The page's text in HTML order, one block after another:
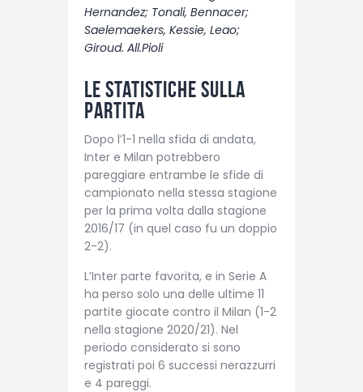
Hernandez; Tonali, Bennacer;
Saelemaekers, Kessie, Leao;
Giroud. All.Pioli
Le statistiche sulla
partita
Dopo l’1-1 nella sfida di andata,
Inter e Milan potrebbero
pareggiare entrambe le sfide di
campionato nella stessa stagione
per la prima volta dalla stagione
2016/17 (in quel caso fu un doppio
2-2).
L’Inter parte favorita, e in Serie A
ha perso solo una delle ultime 11
partite giocate contro il Milan (1-2
nella stagione 2020/21). Nel
periodo considerato si sono
registrati poi 6 successi nerazzurri
e 4 pareggi.